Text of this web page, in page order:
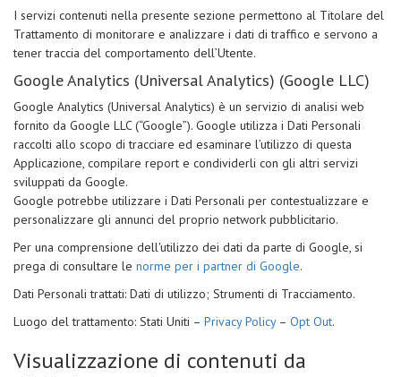
I servizi contenuti nella presente sezione permettono al Titolare del
Trattamento di monitorare e analizzare i dati di traffico e servono a
tener traccia del comportamento dell’Utente.
Google Analytics (Universal Analytics) (Google LLC)
Google Analytics (Universal Analytics) è un servizio di analisi web
fornito da Google LLC (“Google”). Google utilizza i Dati Personali
raccolti allo scopo di tracciare ed esaminare l’utilizzo di questa
Applicazione, compilare report e condividerli con gli altri servizi
sviluppati da Google.
Google potrebbe utilizzare i Dati Personali per contestualizzare e
personalizzare gli annunci del proprio network pubblicitario.
Per una comprensione dell'utilizzo dei dati da parte di Google, si
prega di consultare le norme per i partner di Google.
Dati Personali trattati: Dati di utilizzo; Strumenti di Tracciamento.
Luogo del trattamento: Stati Uniti – Privacy Policy– Opt Out.
Visualizzazione di contenuti da